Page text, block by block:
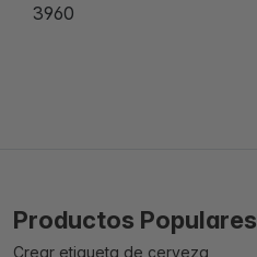
3960
Productos Populares
Crear etiqueta de cerveza